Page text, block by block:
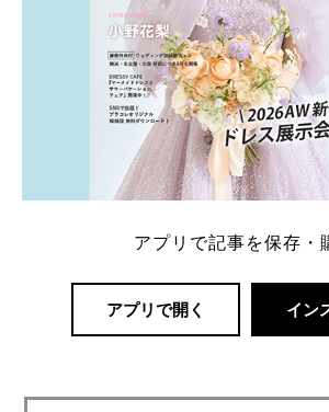
アプリで記事を保存・
アプリで開く イン